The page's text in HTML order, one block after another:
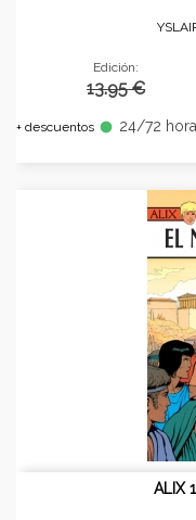
Edición:
13.95 €
+ descuentos fiber_manual_record 24/72
ALIX